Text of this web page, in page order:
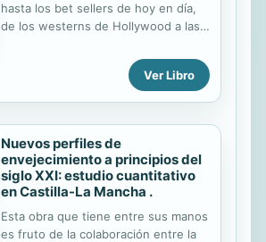
hasta los bet sellers de hoy en día,
de los westerns de Hollywood a las
occidental siempre ha buscado
inspiración en las tramas y los
su vez de una polífica tradición oral,
sentó la bases de casi todas las
historias que se contarían a
siempre tenemos un referente
Ver Libro
Nuevos perfiles de
envejecimiento a principios del
siglo XXI: estudio cuantitativo
en Castilla-La Mancha .
Esta obra que tiene entre sus manos
es fruto de la colaboración entre la